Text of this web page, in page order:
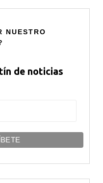
NUESTRO
de noticias